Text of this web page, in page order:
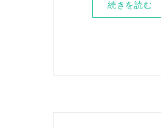
続きを読む